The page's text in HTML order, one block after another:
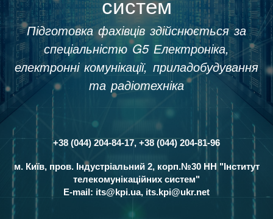
систем
Підготовка фахівців здійснюється за
спеціальністю G5 Електроніка,
електронні комунікації, приладобудування
та радіотехніка
Контакти
+38 (044) 204-84-17, +38 (044) 204-81-96
м. Київ, пров. Індустріальний 2, корп.№30 НН "Інститут
телекомунікаційних систем"
E-mail: its@kpi.ua, its.kpi@ukr.net